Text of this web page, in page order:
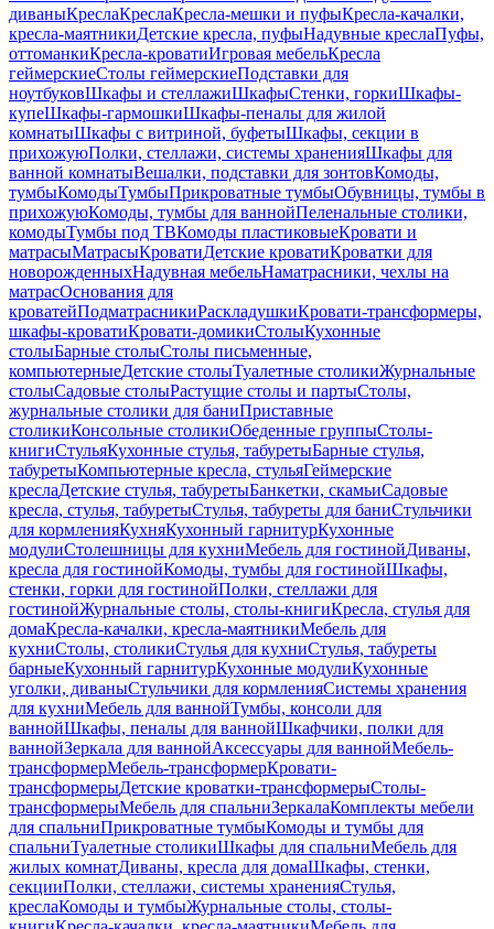
диваныКреслаКреслаКресла-мешки и пуфыКресла-качалки,
кресла-маятникиДетские кресла, пуфыНадувные креслаПуфы,
оттоманкиКресла-кроватиИгровая мебельКресла
геймерскиеСтолы геймерскиеПодставки для
ноутбуковШкафы и стеллажиШкафыСтенки, горкиШкафы-
купеШкафы-гармошкиШкафы-пеналы для жилой
комнатыШкафы с витриной, буфетыШкафы, секции в
прихожуюПолки, стеллажи, системы храненияШкафы для
ванной комнатыВешалки, подставки для зонтовКомоды,
тумбыКомодыТумбыПрикроватные тумбыОбувницы, тумбы в
прихожуюКомоды, тумбы для ваннойПеленальные столики,
комодыТумбы под ТВКомоды пластиковыеКровати и
матрасыМатрасыКроватиДетские кроватиКроватки для
новорожденныхНадувная мебельНаматрасники, чехлы на
матрасОснования для
кроватейПодматрасникиРаскладушкиКровати-трансформеры,
шкафы-кроватиКровати-домикиСтолыКухонные
столыБарные столыСтолы письменные,
компьютерныеДетские столыТуалетные столикиЖурнальные
столыСадовые столыРастущие столы и партыСтолы,
журнальные столики для баниПриставные
столикиКонсольные столикиОбеденные группыСтолы-
книгиСтульяКухонные стулья, табуретыБарные стулья,
табуретыКомпьютерные кресла, стульяГеймерские
креслаДетские стулья, табуретыБанкетки, скамьиСадовые
кресла, стулья, табуретыСтулья, табуреты для баниСтульчики
для кормленияКухняКухонный гарнитурКухонные
модулиСтолешницы для кухниМебель для гостинойДиваны,
кресла для гостинойКомоды, тумбы для гостинойШкафы,
стенки, горки для гостинойПолки, стеллажи для
гостинойЖурнальные столы, столы-книгиКресла, стулья для
домаКресла-качалки, кресла-маятникиМебель для
кухниСтолы, столикиСтулья для кухниСтулья, табуреты
барныеКухонный гарнитурКухонные модулиКухонные
уголки, диваныСтульчики для кормленияСистемы хранения
для кухниМебель для ваннойТумбы, консоли для
ваннойШкафы, пеналы для ваннойШкафчики, полки для
ваннойЗеркала для ваннойАксессуары для ваннойМебель-
трансформерМебель-трансформерКровати-
трансформерыДетские кроватки-трансформерыСтолы-
трансформерыМебель для спальниЗеркалаКомплекты мебели
для спальниПрикроватные тумбыКомоды и тумбы для
спальниТуалетные столикиШкафы для спальниМебель для
жилых комнатДиваны, кресла для домаШкафы, стенки,
секцииПолки, стеллажи, системы храненияСтулья,
креслаКомоды и тумбыЖурнальные столы, столы-